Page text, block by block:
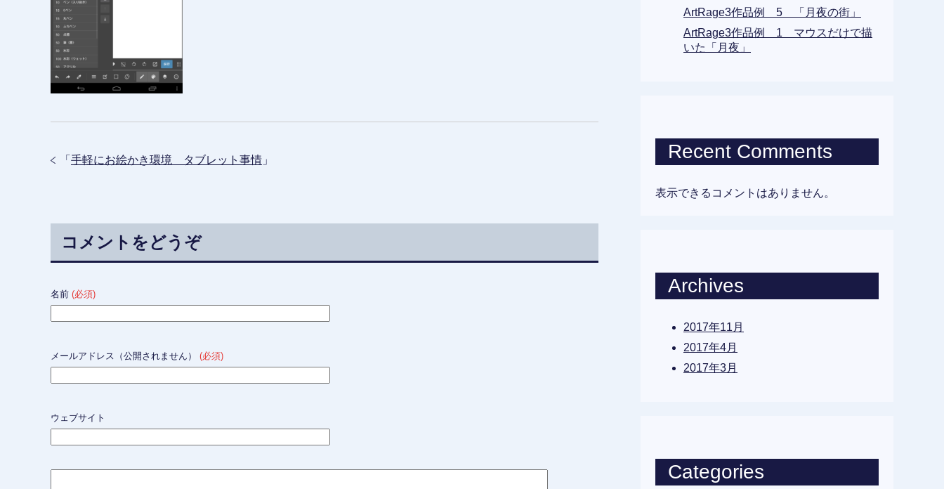
「 手軽にお絵かき環境 タブレット事情 」
コメントをどうぞ
名前 (必須)
メールアドレス（公開されません） (必須)
ウェブサイト
ArtRage3作品例 5 「月夜の街」
ArtRage3作品例 1 マウスだけで描
いた「月夜」
Recent Comments
表示できるコメントはありません。
Archives
2017年11月
2017年4月
2017年3月
Categories